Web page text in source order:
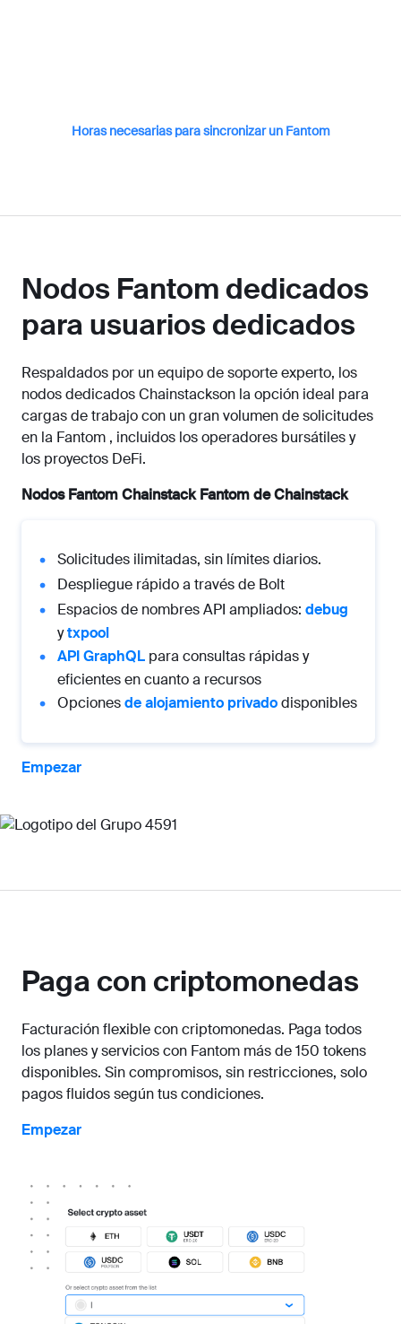
Horas necesarias para sincronizar un Fantom
Nodos Fantom dedicados
para usuarios dedicados
Respaldados por un equipo de soporte experto, los
nodos dedicados Chainstackson la opción ideal para
cargas de trabajo con un gran volumen de solicitudes
en la Fantom , incluidos los operadores bursátiles y
los proyectos DeFi.
Nodos Fantom Chainstack Fantom de Chainstack
Solicitudes ilimitadas, sin límites diarios.
Despliegue rápido a través de Bolt
Espacios de nombres API ampliados: debug
ytxpool
API GraphQL para consultas rápidas y
eficientes en cuanto a recursos
Opcionesde alojamiento privadodisponibles
Empezar
Paga con criptomonedas
Facturación flexible con criptomonedas. Paga todos
los planes y servicios con Fantom más de 150 tokens
disponibles. Sin compromisos, sin restricciones, solo
pagos fluidos según tus condiciones.
Empezar